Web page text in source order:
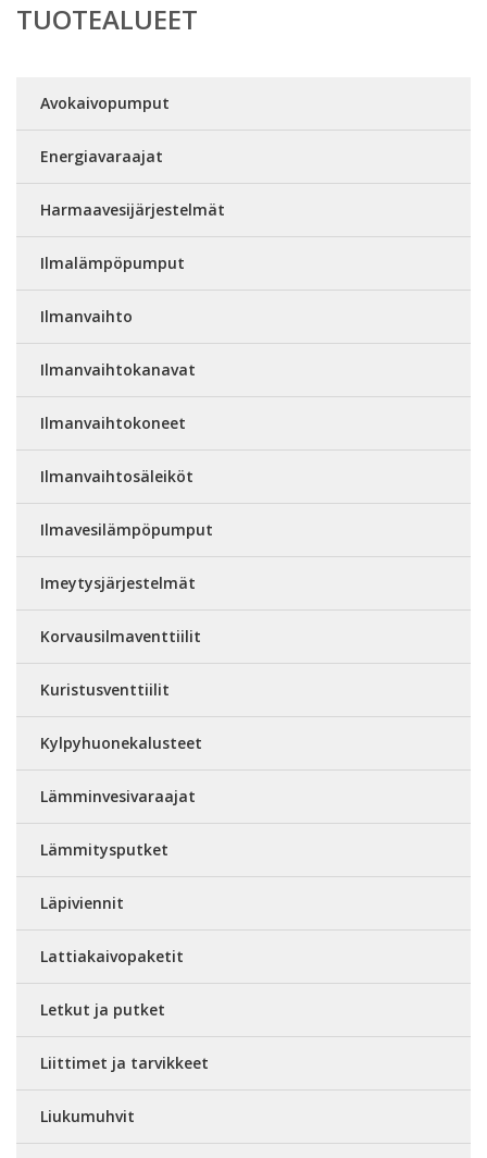
TUOTEALUEET
Avokaivopumput
Energiavaraajat
Harmaavesijärjestelmät
Ilmalämpöpumput
Ilmanvaihto
Ilmanvaihtokanavat
Ilmanvaihtokoneet
Ilmanvaihtosäleiköt
Ilmavesilämpöpumput
Imeytysjärjestelmät
Korvausilmaventtiilit
Kuristusventtiilit
Kylpyhuonekalusteet
Lämminvesivaraajat
Lämmitysputket
Läpiviennit
Lattiakaivopaketit
Letkut ja putket
Liittimet ja tarvikkeet
Liukumuhvit